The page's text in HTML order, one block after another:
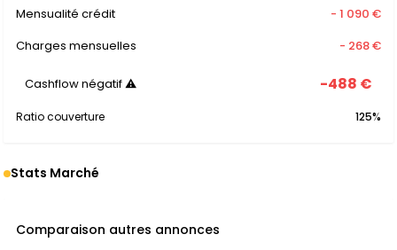
Mensualité crédit
- 1 090 €
Charges mensuelles
- 268 €
Cashflow négatif ⚠ -488 €
Ratio couverture 125%
Stats Marché
Comparaison autres annonces